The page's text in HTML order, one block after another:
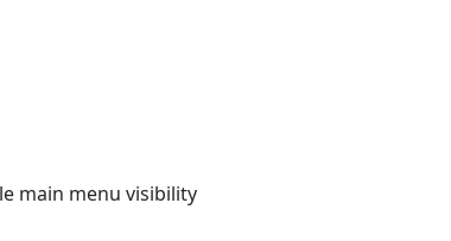
main menu visibility